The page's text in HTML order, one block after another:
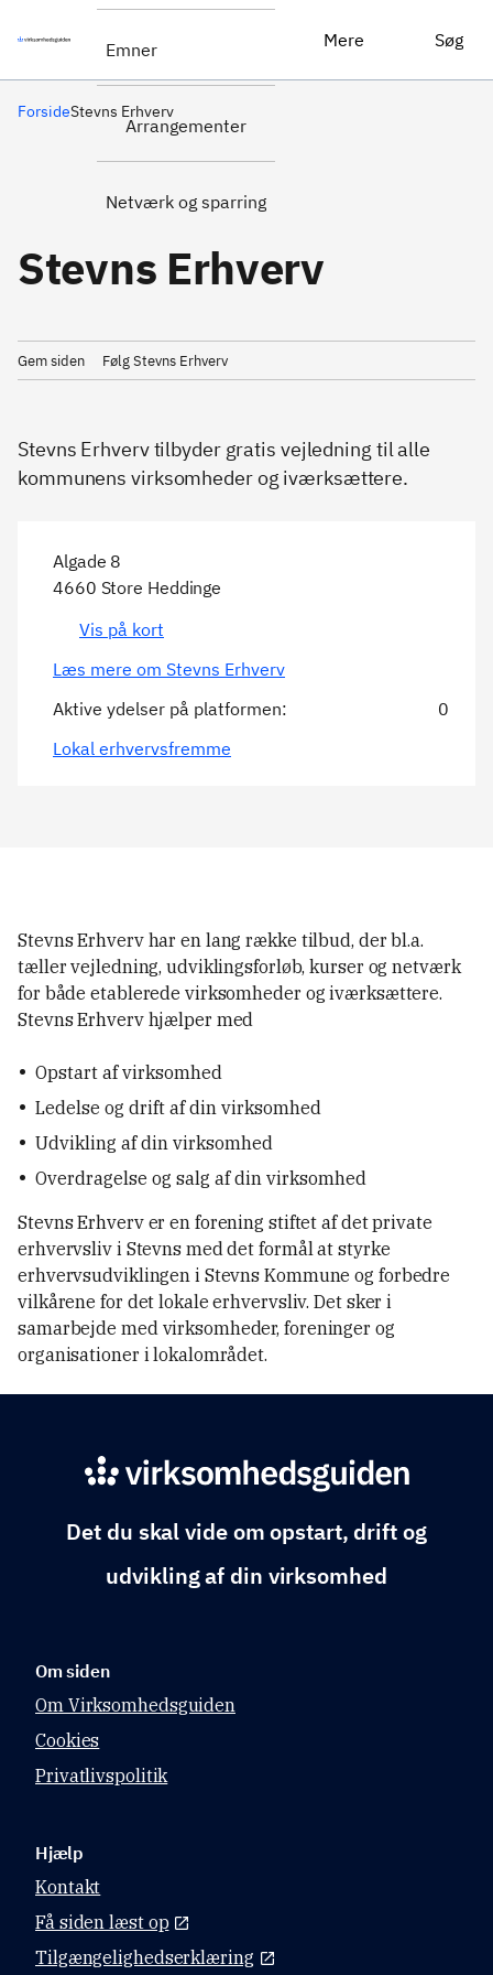
Emner
Arrangementer
Netværk og sparring
Mere Søg
ForsideStevns Erhverv
Stevns Erhverv
Gem siden Følg Stevns Erhverv
Stevns Erhverv tilbyder gratis vejledning til alle
kommunens virksomheder og iværksættere.
Algade 8
4660 Store Heddinge
Vis på kort
Læs mere om Stevns Erhverv
Aktive ydelser på platformen:
0
Lokal erhvervsfremme
Stevns Erhverv har en lang række tilbud, der bl.a.
tæller vejledning, udviklingsforløb, kurser og netværk
for både etablerede virksomheder og iværksættere.
Stevns Erhverv hjælper med
Opstart af virksomhed
Ledelse og drift af din virksomhed
Udvikling af din virksomhed
Overdragelse og salg af din virksomhed
Stevns Erhverv er en forening stiftet af det private
erhvervsliv i Stevns med det formål at styrke
erhvervsudviklingen i Stevns Kommune og forbedre
vilkårene for det lokale erhvervsliv. Det sker i
samarbejde med virksomheder, foreninger og
organisationer i lokalområdet.
Det du skal vide om opstart, drift og
udvikling af din virksomhed
Om siden
Om Virksomhedsguiden
Cookies
Privatlivspolitik
Hjælp
Kontakt
Få siden læst op
Tilgængelighedserklæring